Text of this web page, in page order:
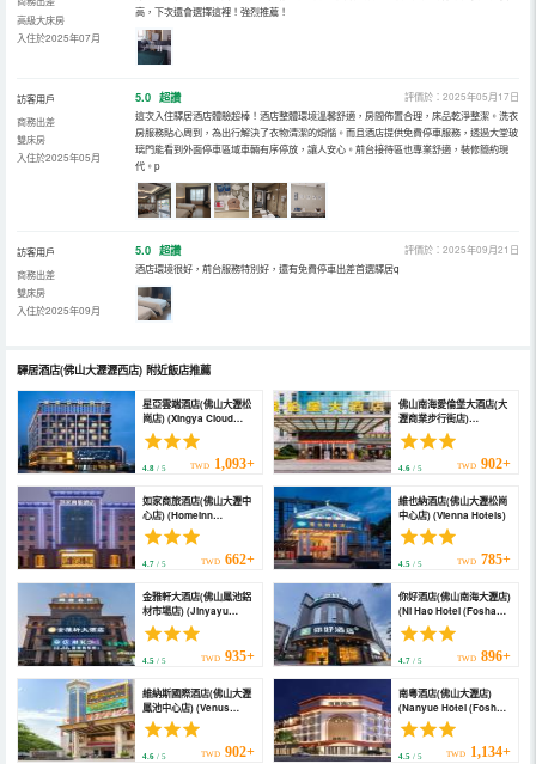
高級大床房
入住於2025年07月
高，下次還會選擇這裡！強烈推薦！
訪客用戶
商務出差
雙床房
入住於2025年05月
5.0 超讚
評價於：2025年05月17日
這次入住驛居酒店體驗超棒！酒店整體環境溫馨舒適，房間佈置合理，床品乾淨整潔。洗衣
房服務貼心周到，為出行解決了衣物清潔的煩惱。而且酒店提供免費停車服務，透過大堂玻
璃門能看到外面停車區域車輛有序停放，讓人安心。前台接待區也專業舒適，裝修簡約現
代。p
訪客用戶
商務出差
雙床房
入住於2025年09月
5.0 超讚
評價於：2025年09月21日
酒店環境很好，前台服務特別好，還有免費停車出差首選驛居q
驛居酒店(佛山大瀝瀝西店) 附近飯店推薦
星亞雲端酒店(佛山大瀝松
崗店) (Xingya Cloud
Hotel)
4.8 / 5 TWD 1,093+
佛山南海愛倫堡大酒店(大
瀝商業步行街店)
(Hailunbao Hotel)
4.6/ 5 TWD 902+
如家商旅酒店(佛山大瀝中
心店) (Homeinn
Selected Hotel (Foshan
Dali Center))
4.7 / 5 TWD 662+
維也納酒店(佛山大瀝松崗
中心店) (Vienna Hotels)
4.5/ 5 TWD 785+
金雅軒大酒店(佛山鳳池鋁
材市場店) (Jinyayu
Hotel (Foshan Fengchi
Aluminium Material
Market Branch))
4.5 / 5 TWD 935+
你好酒店(佛山南海大瀝店)
(Ni Hao Hotel (Foshan
Nanhai Dali))
4.7/ 5 TWD 896+
維納斯國際酒店(佛山大瀝
鳳池中心店) (Venus
International Hotel
(Fengchi Central
Store))
4.6 / 5 TWD 902+
南粵酒店(佛山大瀝店)
(Nanyue Hotel (Foshan
Dali Branch))
4.5/ 5 TWD 1,134+